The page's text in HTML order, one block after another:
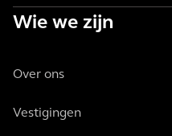
Wie we zijn
Over ons
Vestigingen